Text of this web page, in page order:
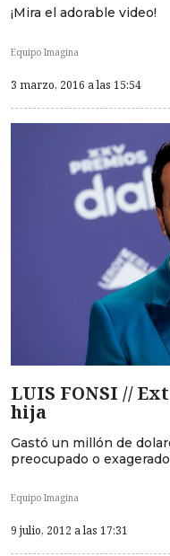
¡Mira el adorable video!
Equipo Imagina
3 marzo, 2016 a las 15:54
LUIS FONSI //
hija
Gastó un millón de
preocupado o
Equipo Imagina
9 julio, 2012 a las 17:31